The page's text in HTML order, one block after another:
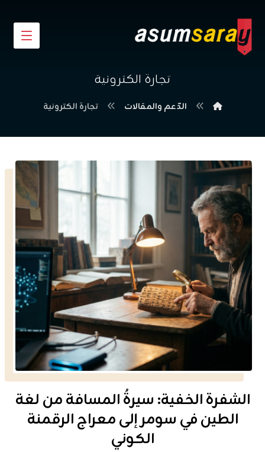
تجارة الكترونية
الدّعم والمقالات تجارة الكترونية
الشفرة الخفية: سيرةُ المسافة من لغة
الطين في سومر إلى معراج الرقمنة
الكوني